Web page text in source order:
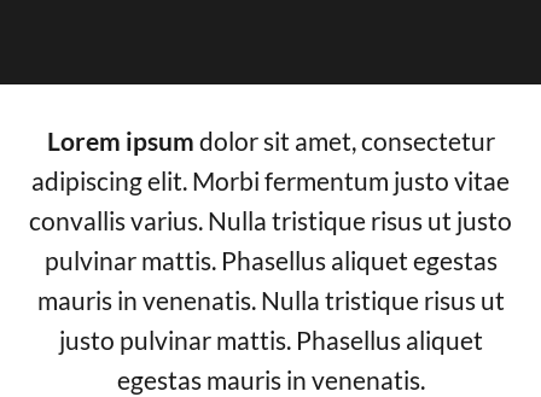
Lorem ipsum dolor sit amet, consectetur
adipiscing elit. Morbi fermentum justo vitae
convallis varius. Nulla tristique risus ut justo
pulvinar mattis. Phasellus aliquet egestas
mauris in venenatis. Nulla tristique risus ut
justo pulvinar mattis. Phasellus aliquet
egestas mauris in venenatis.